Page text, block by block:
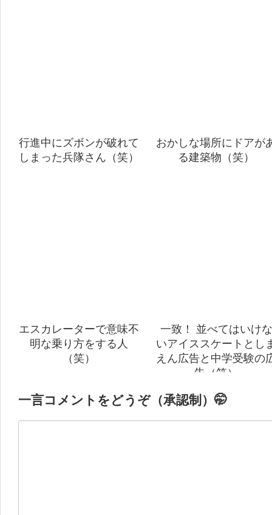
行進中にズボンが破れて
しまった兵隊さん（笑）
おかしな場所にドアが
る建築物（笑）
エスカレーターで意味不
明な乗り方をする人
（笑）
一致！ 並べてはいけな
いアイススケートとし
えん広告と中学受験の
告（笑）
一言コメントをどうぞ（承認制）🤭